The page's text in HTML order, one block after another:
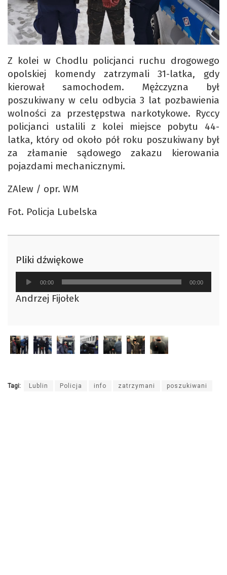
Z kolei w Chodlu policjanci ruchu drogowego
opolskiej komendy zatrzymali 31-latka, gdy
kierował samochodem. Mężczyzna był
poszukiwany w celu odbycia 3 lat pozbawienia
wolności za przestępstwa narkotykowe. Ryccy
policjanci ustalili z kolei miejsce pobytu 44-
latka, który od około pół roku poszukiwany był
za złamanie sądowego zakazu kierowania
pojazdami mechanicznymi.
ZAlew / opr. WM
Fot. Policja Lubelska
Pliki dźwiękowe
Odtwarzacz
plików
dźwiękowych
00:00 00:00
Andrzej Fijołek
Tagi: Lublin Policja info zatrzymani poszukiwani